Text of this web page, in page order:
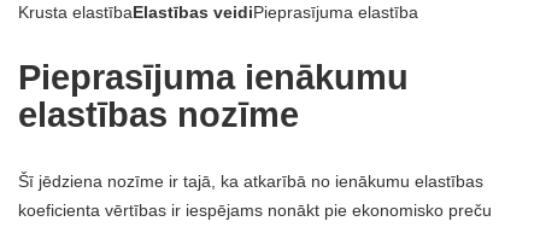
Krusta elastībaElastības veidiPieprasījuma elastība
Pieprasījuma ienākumu
elastības nozīme
Šī jēdziena nozīme ir tajā, ka atkarībā no ienākumu elastības
koeficienta vērtības ir iespējams nonākt pie ekonomisko preču